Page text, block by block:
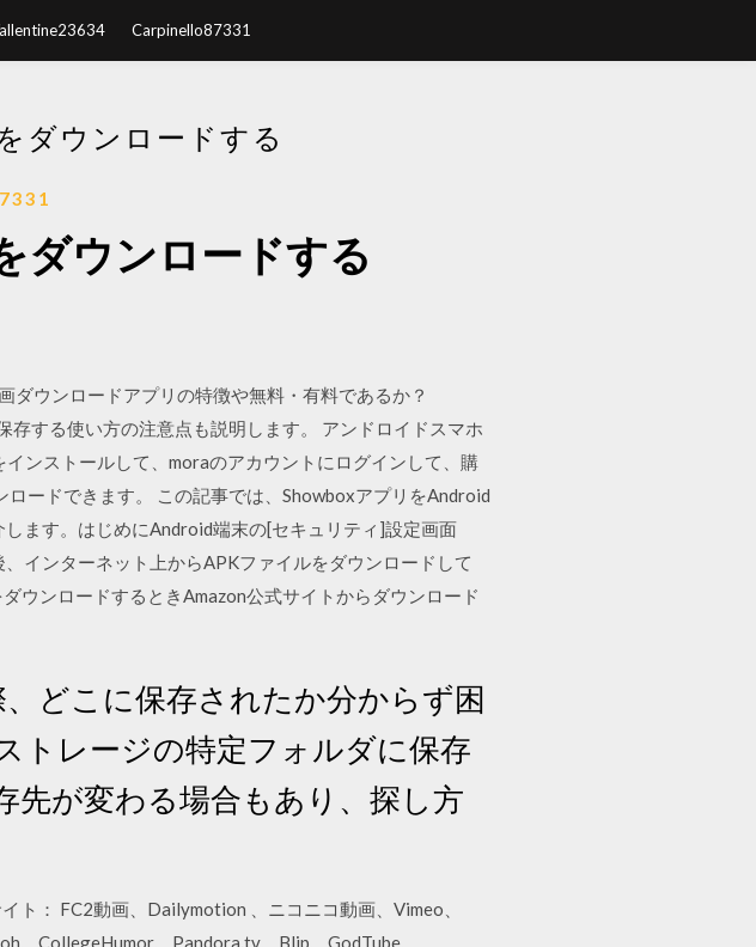
Carpinello87331
ダウンロードする
ダウンロードする
ウンロードアプリの特徴や無料・有料であるか？
する使い方の注意点も説明します。 アンドロイドスマホ
ンストールして、moraのアカウントにログインして、購
ードできます。 この記事では、ShowboxアプリをAndroid
ます。はじめにAndroid端末の[セキュリティ]設定画面
インターネット上からAPKファイルをダウンロードして
ウンロードするときAmazon公式サイトからダウンロード
どこに保存されたか分からず困
トレージの特定フォルダに保存
先が変わる場合もあり、探し方
： FC2動画、Dailymotion 、ニコニコ動画、Vimeo、
、CollegeHumor、Pandora.tv、Blip、GodTube、